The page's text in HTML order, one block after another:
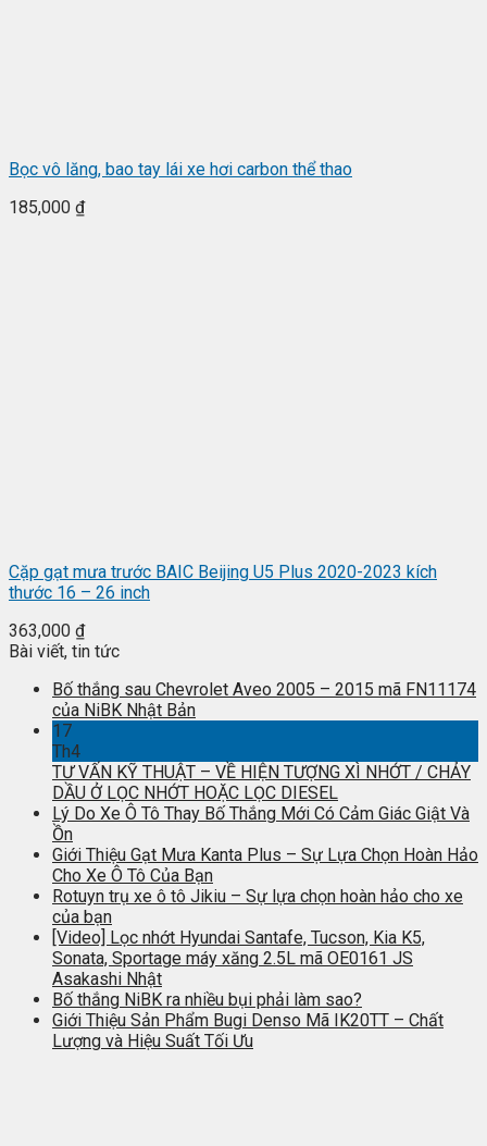
Bọc vô lăng, bao tay lái xe hơi carbon thể thao
185,000 ₫
Cặp gạt mưa trước BAIC Beijing U5 Plus 2020-2023 kích
thước 16 – 26 inch
363,000 ₫
Bài viết, tin tức
Bố thắng sau Chevrolet Aveo 2005 – 2015 mã FN11174
của NiBK Nhật Bản
17
Th4
TƯ VẤN KỸ THUẬT – VỀ HIỆN TƯỢNG XÌ NHỚT / CHẢY
DẦU Ở LỌC NHỚT HOẶC LỌC DIESEL
Lý Do Xe Ô Tô Thay Bố Thắng Mới Có Cảm Giác Giật Và
Ồn
Giới Thiệu Gạt Mưa Kanta Plus – Sự Lựa Chọn Hoàn Hảo
Cho Xe Ô Tô Của Bạn
Rotuyn trụ xe ô tô Jikiu – Sự lựa chọn hoàn hảo cho xe
của bạn
[Video] Lọc nhớt Hyundai Santafe, Tucson, Kia K5,
Sonata, Sportage máy xăng 2.5L mã OE0161 JS
Asakashi Nhật
Bố thắng NiBK ra nhiều bụi phải làm sao?
Giới Thiệu Sản Phẩm Bugi Denso Mã IK20TT – Chất
Lượng và Hiệu Suất Tối Ưu